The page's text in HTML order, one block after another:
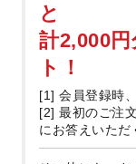
と
計2,000
ト！
[1] 会員登録時
[2] 最初のご注
にお答えいただ